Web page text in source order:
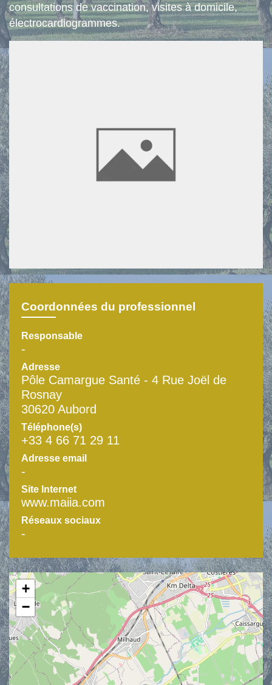
consultations de vaccination, visites à domicile,
électrocardiogrammes.
Coordonnées du professionnel
Responsable
-
Adresse
Pôle Camargue Santé - 4 Rue Joël de
Rosnay
30620 Aubord
Téléphone(s)
+33 4 66 71 29 11
Adresse email
-
Site Internet
www.maiia.com
Réseaux sociaux
-
+
−